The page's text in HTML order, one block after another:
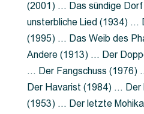
(2001) … Das sündige
unsterbliche Lied (1934) …
(1995) … Das Weib des
Andere (1913) … Der
… Der Fangschuss (1976)
Der Havarist (1984) … Der
(1953) … Der letzte